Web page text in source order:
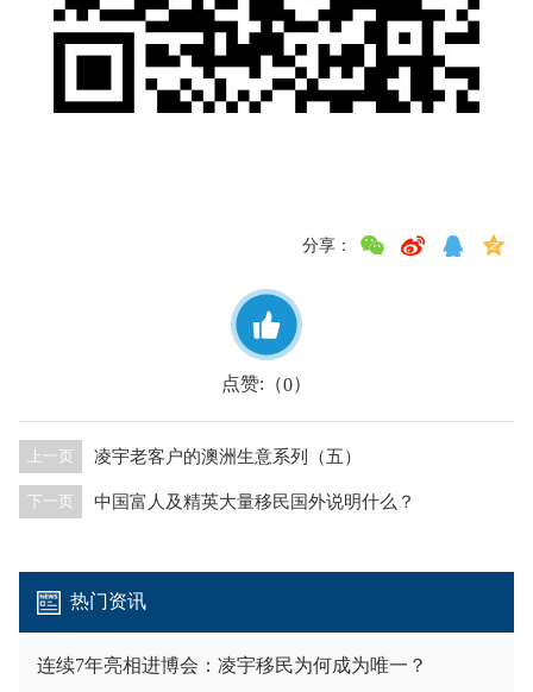
分享：
点赞:（0）
上一页 凌宇老客户的澳洲生意系列（五）
下一页 中国富人及精英大量移民国外说明什么？
热门资讯
连续7年亮相进博会：凌宇移民为何成为唯一？